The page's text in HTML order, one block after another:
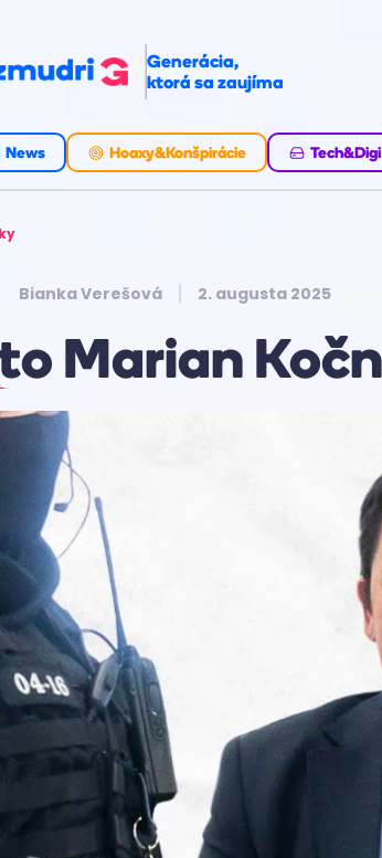
Generácia,
ktorá sa zaujíma
News Hoaxy&Konšpirácie Tech&Digi
Bianka Verešová 2. augusta 2025
Marian